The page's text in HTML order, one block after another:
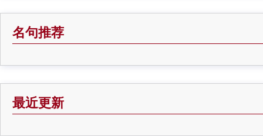
名句推荐
最近更新